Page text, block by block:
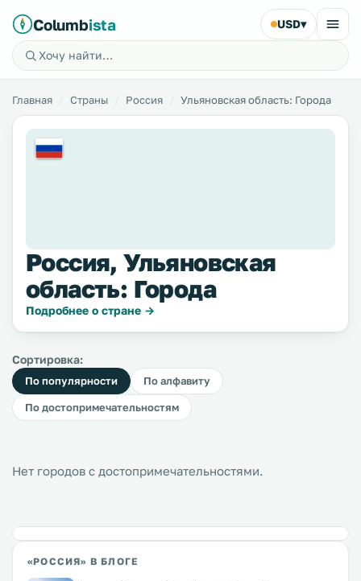
Columbista USD▾
Главная Страны Россия Ульяновская область: Города
Россия, Ульяновская
область: Города
Подробнее о стране →
Сортировка:
По популярности По алфавиту
По достопримечательностям
Нет городов с достопримечательностями.
«РОССИЯ» В БЛОГЕ